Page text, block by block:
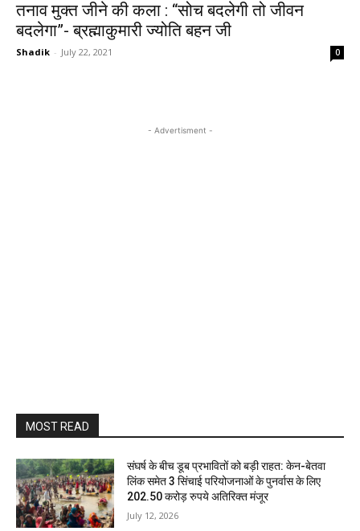
तनाव मुक्त जीने की कला : “सोच बदलेगी तो जीवन
बदलेगा”- ब्रह्माकुमारी ज्योति बहन जी
Shadik - July 22, 2021 0
- Advertisment -
MOST READ
संघर्ष के बीच डूब प्रभावितों को बड़ी राहत: केन-बेतवा
लिंक समेत 3 सिंचाई परियोजनाओं के पुनर्वास के लिए
202.50 करोड़ रुपये अतिरिक्त मंजूर
July 12, 2026